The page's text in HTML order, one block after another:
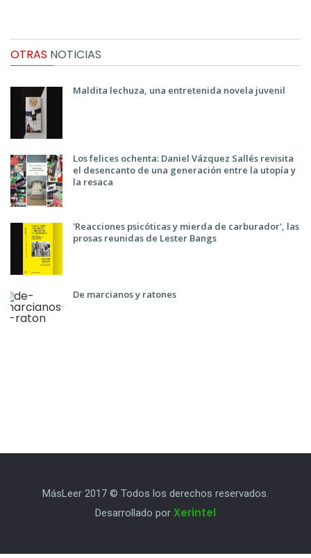
OTRAS NOTICIAS
Maldita lechuza, una entretenida novela juvenil
Los felices ochenta: Daniel Vázquez Sallés revisita
el desencanto de una generación entre la utopía y
la resaca
'Reacciones psicóticas y mierda de carburador', las
prosas reunidas de Lester Bangs
De marcianos y ratones
MásLeer 2017 © Todos los derechos reservados.
Desarrollado por Xerintel